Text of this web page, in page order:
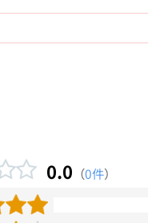
0.0 （0件）